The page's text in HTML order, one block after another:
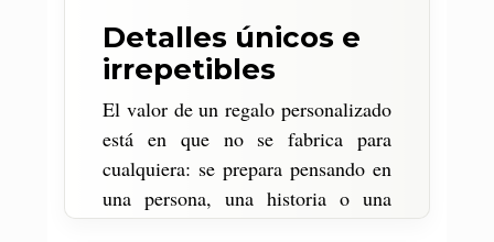
Detalles únicos e
irrepetibles
El valor de un regalo personalizado
está en que no se fabrica para
cualquiera: se prepara pensando en
una persona, una historia o una
ocasión concreta.